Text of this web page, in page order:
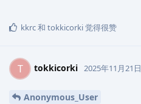
kkrc和 tokkicorki觉得很赞
T tokkicorki 2025年11月21日
Anonymous_User